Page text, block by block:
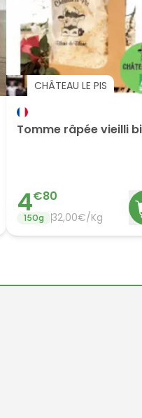
CHÂTEAU LE PIS
Tomme râpée vieilli
4€80
150g 32,00€/Kg